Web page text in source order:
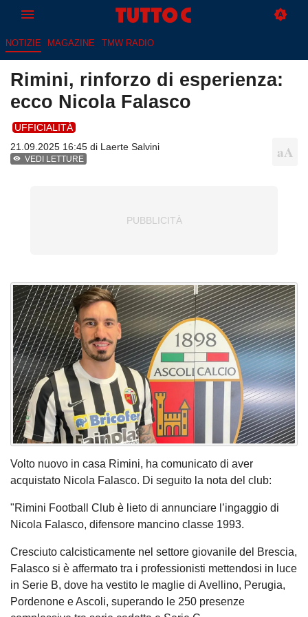
NOTIZIE MAGAZINE TMW RADIO
Rimini, rinforzo di esperienza:
ecco Nicola Falasco
UFFICIALITÀ
21.09.2025 16:45 di Laerte Salvini
VEDI LETTURE
Volto nuovo in casa Rimini, ha comunicato di aver
acquistato Nicola Falasco. Di seguito la nota del club:
"Rimini Football Club è lieto di annunciare l’ingaggio di
Nicola Falasco, difensore mancino classe 1993.
Cresciuto calcisticamente nel settore giovanile del Brescia,
Falasco si è affermato tra i professionisti mettendosi in luce
in Serie B, dove ha vestito le maglie di Avellino, Perugia,
Pordenone e Ascoli, superando le 250 presenze